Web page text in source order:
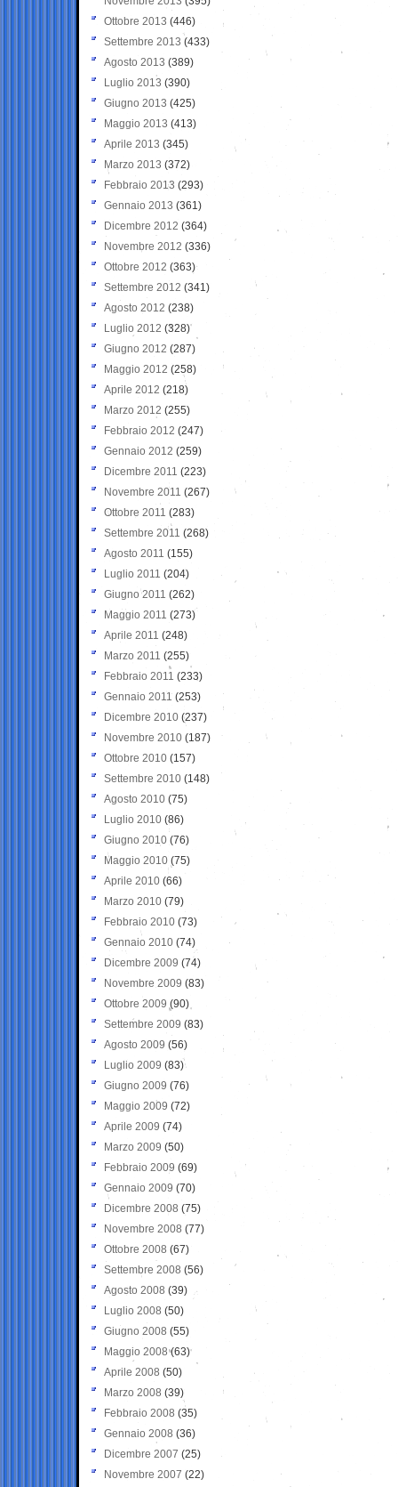
Ottobre 2013 (446)
Settembre 2013 (433)
Agosto 2013 (389)
Luglio 2013 (390)
Giugno 2013 (425)
Maggio 2013 (413)
Aprile 2013 (345)
Marzo 2013 (372)
Febbraio 2013 (293)
Gennaio 2013 (361)
Dicembre 2012 (364)
Novembre 2012 (336)
Ottobre 2012 (363)
Settembre 2012 (341)
Agosto 2012 (238)
Luglio 2012 (328)
Giugno 2012 (287)
Maggio 2012 (258)
Aprile 2012 (218)
Marzo 2012 (255)
Febbraio 2012 (247)
Gennaio 2012 (259)
Dicembre 2011 (223)
Novembre 2011 (267)
Ottobre 2011 (283)
Settembre 2011 (268)
Agosto 2011 (155)
Luglio 2011 (204)
Giugno 2011 (262)
Maggio 2011 (273)
Aprile 2011 (248)
Marzo 2011 (255)
Febbraio 2011 (233)
Gennaio 2011 (253)
Dicembre 2010 (237)
Novembre 2010 (187)
Ottobre 2010 (157)
Settembre 2010 (148)
Agosto 2010 (75)
Luglio 2010 (86)
Giugno 2010 (76)
Maggio 2010 (75)
Aprile 2010 (66)
Marzo 2010 (79)
Febbraio 2010 (73)
Gennaio 2010 (74)
Dicembre 2009 (74)
Novembre 2009 (83)
Ottobre 2009 (90)
Settembre 2009 (83)
Agosto 2009 (56)
Luglio 2009 (83)
Giugno 2009 (76)
Maggio 2009 (72)
Aprile 2009 (74)
Marzo 2009 (50)
Febbraio 2009 (69)
Gennaio 2009 (70)
Dicembre 2008 (75)
Novembre 2008 (77)
Ottobre 2008 (67)
Settembre 2008 (56)
Agosto 2008 (39)
Luglio 2008 (50)
Giugno 2008 (55)
Maggio 2008(63)
Aprile 2008 (50)
Marzo 2008 (39)
Febbraio 2008 (35)
Gennaio 2008 (36)
Dicembre 2007 (25)
Novembre 2007 (22)